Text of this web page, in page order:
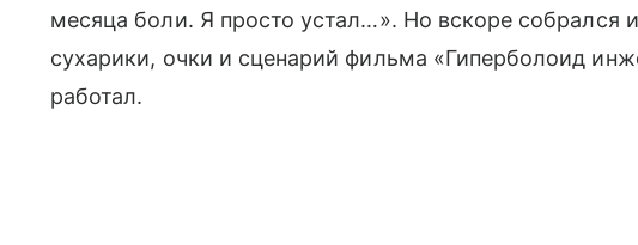
месяца боли. Я просто устал…». Но вскоре собрался
сухарики, очки и сценарий фильма «Гиперболоид
работал.